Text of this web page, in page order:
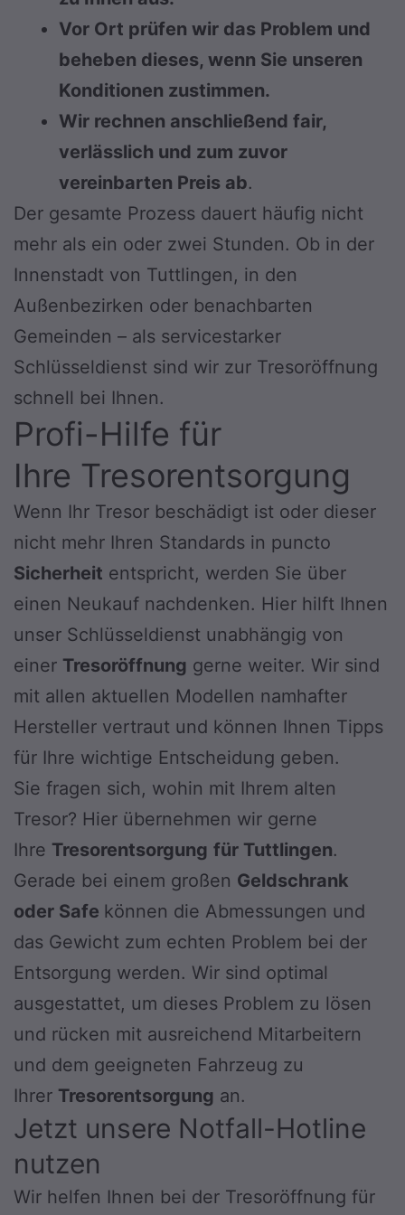
Vor Ort prüfen wir das Problem und
beheben dieses, wenn Sie unseren
Konditionen zustimmen.
Wir rechnen anschließend fair,
verlässlich und zum zuvor
vereinbarten Preis ab.
Der gesamte Prozess dauert häufig nicht
mehr als ein oder zwei Stunden. Ob in der
Innenstadt von Tuttlingen, in den
Außenbezirken oder benachbarten
Gemeinden – als servicestarker
Schlüsseldienst sind wir zur Tresoröffnung
schnell bei Ihnen.
Profi-Hilfe für
Ihre Tresorentsorgung
Wenn Ihr Tresor beschädigt ist oder dieser
nicht mehr Ihren Standards in puncto
Sicherheit entspricht, werden Sie über
einen Neukauf nachdenken. Hier hilft Ihnen
unser Schlüsseldienst unabhängig von
einer Tresoröffnung gerne weiter. Wir sind
mit allen aktuellen Modellen namhafter
Hersteller vertraut und können Ihnen Tipps
für Ihre wichtige Entscheidung geben.
Sie fragen sich, wohin mit Ihrem alten
Tresor? Hier übernehmen wir gerne
Ihre Tresorentsorgung für Tuttlingen.
Gerade bei einem großen Geldschrank
oder Safe können die Abmessungen und
das Gewicht zum echten Problem bei der
Entsorgung werden. Wir sind optimal
ausgestattet, um dieses Problem zu lösen
und rücken mit ausreichend Mitarbeitern
und dem geeigneten Fahrzeug zu
Ihrer Tresorentsorgung an.
Jetzt unsere Notfall-Hotline
nutzen
Wir helfen Ihnen bei der Tresoröffnung für